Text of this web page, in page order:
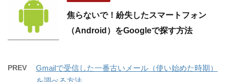
焦らないで！紛失したスマートフォン
（Android）をGoogleで探す方法
PREV
Gmailで受信した一番古いメール（使い始めた時期）